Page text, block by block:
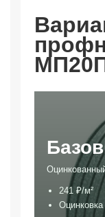
241 ₽/м²
Оцинковка